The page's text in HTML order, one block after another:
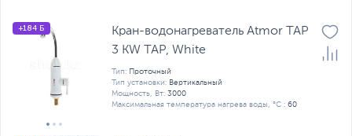
+184 Б
Кран-водонагреватель Atmor TAP
3 KW TAP, White
Тип: Проточный
Тип установки: Вертикальный
Мощность, Вт: 3000
Максимальная температура нагрева воды, °C : 60